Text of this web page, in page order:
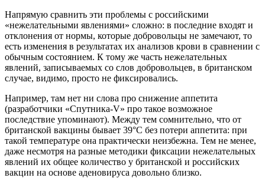
Напрямую сравнить эти проблемы с российскими
«нежелательными явлениями» сложно: в последние входят и
отклонения от нормы, которые добровольцы не замечают, то
есть изменения в результатах их анализов крови в сравнении с
обычным состоянием. К тому же часть нежелательных
явлений, записываемых со слов добровольцев, в британском
случае, видимо, просто не фиксировались.
Например, там нет ни слова про снижение аппетита
(разработчики «Спутника-V» про такое возможное
последствие упоминают). Между тем сомнительно, что от
британской вакцины бывает 39°C без потери аппетита: при
такой температуре она практически неизбежна. Тем не менее,
даже несмотря на разные методики фиксации нежелательных
явлений их общее количество у британской и российских
вакцин на основе аденовируса довольно близко.